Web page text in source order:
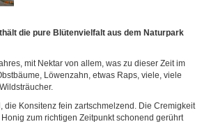
die pure Blütenvielfalt aus dem Naturpark
mit Nektar von allem, was zu dieser Zeit im
Löwenzahn, etwas Raps, viele, viele
die Konsitenz fein zartschmelzend. Die Cremigkeit
zum richtigen Zeitpunkt schonend gerührt